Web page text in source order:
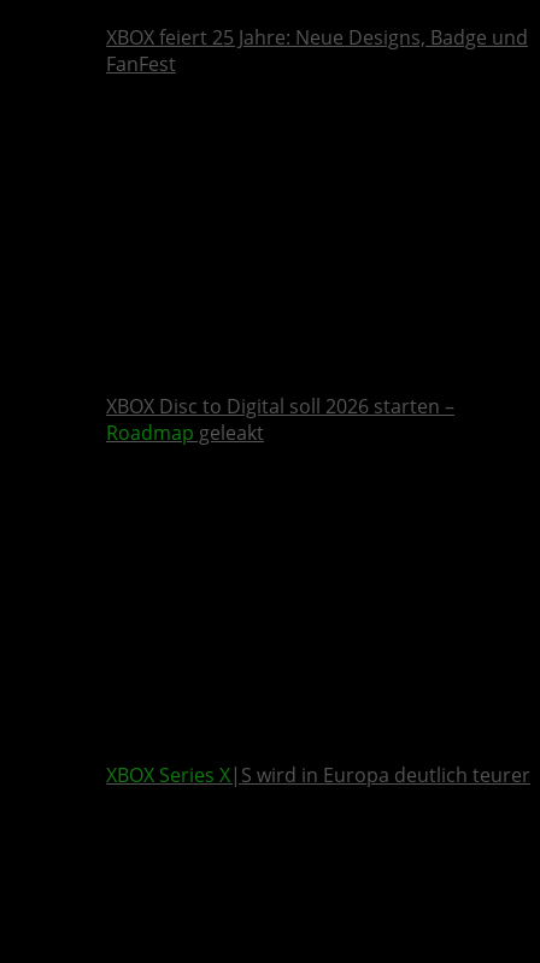
XBOX feiert 25 Jahre: Neue Designs, Badge und
FanFest
XBOX Disc to Digital soll 2026 starten –
Roadmap geleakt
XBOX Series X|S wird in Europa deutlich teurer